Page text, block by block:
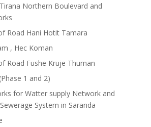
Northern Boulevard and
Road Hani Hotit Tamara
, Hec Koman
Road Fushe Kruje Thuman
1 and 2)
for Watter supply Network and
System in Saranda